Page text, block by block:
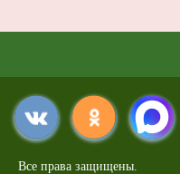
Все права защищены.